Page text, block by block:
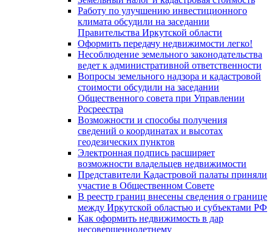
Работу по улучшению инвестиционного
климата обсудили на заседании
Правительства Иркутской области
Оформить передачу недвижимости легко!
Несоблюдение земельного законодательства
ведет к административной ответственности
Вопросы земельного надзора и кадастровой
стоимости обсудили на заседании
Общественного совета при Управлении
Росреестра
Возможности и способы получения
сведений о координатах и высотах
геодезических пунктов
Электронная подпись расширяет
возможности владельцев недвижимости
Представители Кадастровой палаты приняли
участие в Общественном Совете
В реестр границ внесены сведения о границе
между Иркутской областью и субъектами РФ
Как оформить недвижимость в дар
несовершеннолетнему